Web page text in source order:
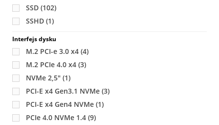
SSD (102)
SSHD (1)
Interfejs dysku
M.2 PCI-e 3.0 x4 (4)
M.2 PCIe 4.0 x4 (3)
NVMe 2,5" (1)
PCI-E x4 Gen3.1 NVMe (3)
PCI-E x4 Gen4 NVMe (1)
PCIe 4.0 NVMe 1.4 (9)